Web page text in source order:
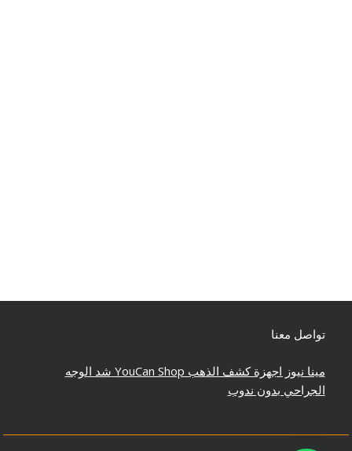
تواصل معنا
مينا نيوز اجهزة كشف الذهب YouCan Shop شد الوجه
الجراحي بدون ندوب